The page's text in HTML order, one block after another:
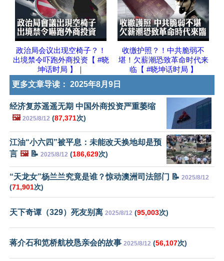
政治局会议出现空椅子？！
出境禁令吓跑外商投资【 #晓
坤话时局 】｜
收缴护照？！中共脆弱不
堪！欠薪潮恐致革命时代来
临【 #晓坤话时局 】
更多文章导读： 2025年8月9日
经济复苏遥遥无期 中国外商投资严重萎缩
🖼️ 2025/8/12 (87,371次)
江油“小六四”被平息：未能改天换地却是预
言 🖼️📝 2025/8/12 (186,629次)
“天龙女”杨兰兰究竟是谁？惊动澳洲司法部门 📝 2025/8/12
(71,901次)
天下奇谭（329）死友别离 2025/8/12 (95,003次)
蒋介石和笕桥航校恳亲会的故事 2025/8/12 (56,107次)